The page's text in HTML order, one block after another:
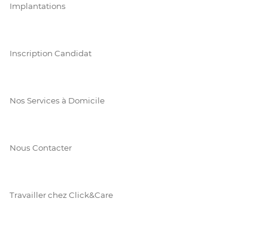
Implantations
Inscription Candidat
Nos Services à Domicile
Nous Contacter
Travailler chez Click&Care